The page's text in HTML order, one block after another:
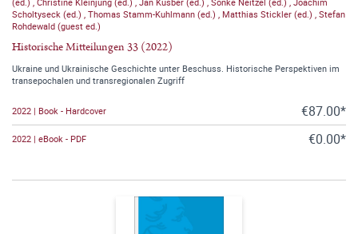
Scholtyseck (ed.) Thomas Stamm-Kuhlmann (ed.) Matthias Stickler (ed.) Stefan
Rohdewald (guest ed.)
Historische Mitteilungen 33 (2022)
Ukraine und Ukrainische Geschichte unter Beschuss. Historische Perspektiven im
transepochalen und transregionalen Zugriff
2022 | Book - Hardcover €87.00*
2022 | eBook - PDF €0.00*